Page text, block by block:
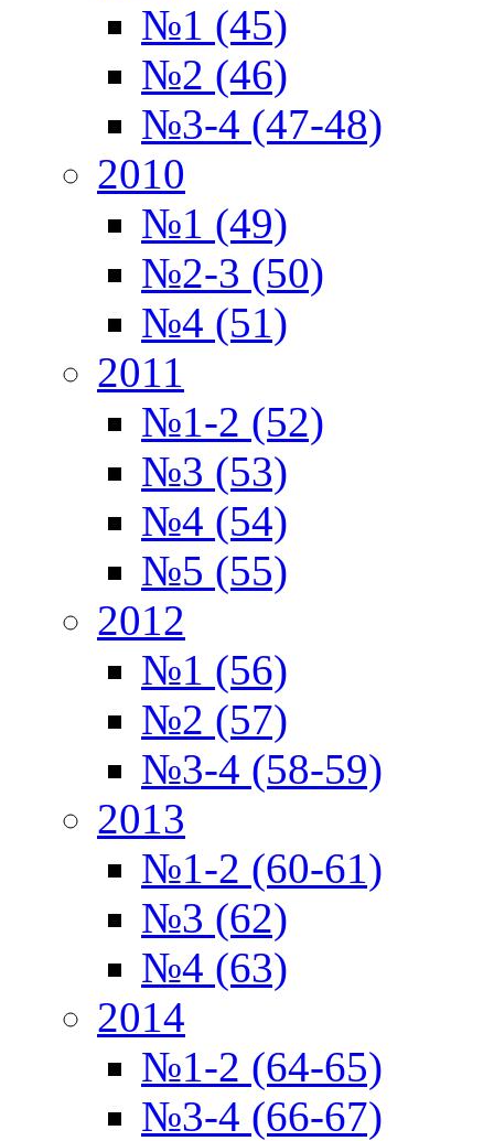
№1 (45)
№2 (46)
№3-4 (47-48)
2010
№1 (49)
№2-3 (50)
№4 (51)
2011
№1-2 (52)
№3 (53)
№4 (54)
№5 (55)
2012
№1 (56)
№2 (57)
№3-4 (58-59)
2013
№1-2 (60-61)
№3 (62)
№4 (63)
2014
№1-2 (64-65)
№3-4 (66-67)